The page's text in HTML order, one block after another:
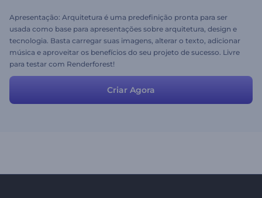
Apresentação: Arquitetura é uma predefinição pronta para ser
usada como base para apresentações sobre arquitetura, design e
tecnologia. Basta carregar suas imagens, alterar o texto, adicionar
música e aproveitar os benefícios do seu projeto de sucesso. Livre
para testar com Renderforest!
Criar Agora